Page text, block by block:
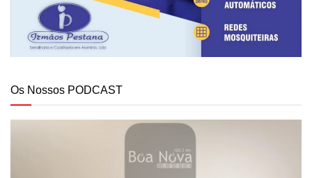
Os Nossos PODCAST